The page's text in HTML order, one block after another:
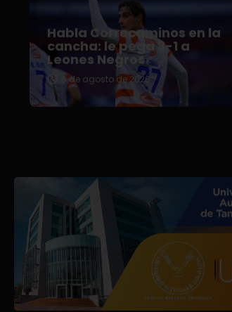
Habla Correcaminos en la
cancha: le pega 3-1 a
Leones Negros
6 de agosto de 2026